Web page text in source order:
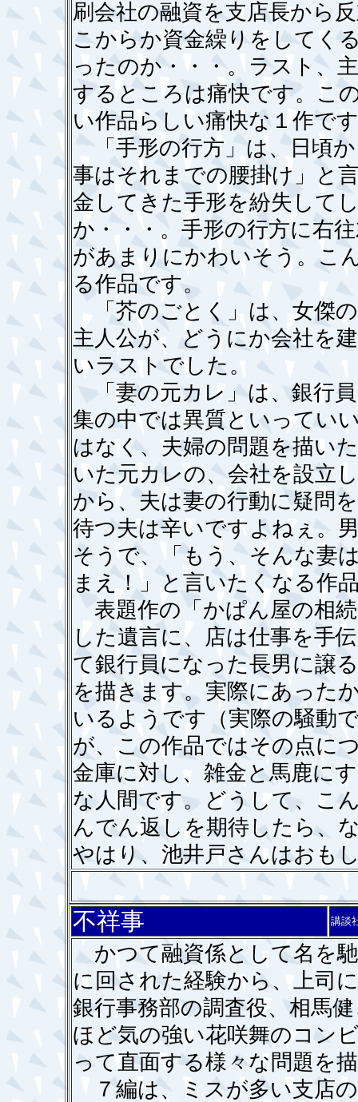
刷会社の融資を支店長から
こからか資金繰りをしてく
ったのか・・・。ラスト、
するところは痛快です。こ
い作品らしい痛快な１作で
「手形の行方」は、日頃
事はそれまでの腰掛け」と
金してきた手形を紛失して
か・・・。手形の行方に右
があまりにかわいそう。こ
る作品です。
「芥のごとく」は、女傑
主人公が、どうにか会社を
いラストでした。
「妻の元カレ」は、銀行
集の中では異質といってい
はなく、夫婦の問題を描い
いた元カレの、会社を設立
から、夫は妻の行動に疑問
待つ夫は辛いですよねぇ。
そうで、「もう、そんな妻
まえ！」と言いたくなる作
表題作の「かぱん屋の相
した遺言に、店は仕事を手
て銀行員になった長男に譲
を描きます。実際にあった
いるようです（実際の騒動
が、この作品ではその点に
金庫に対し、雑金と馬鹿に
な人間です。どうして、こ
んでん返しを期待したら、
やはり、池井戸さんはおも
不祥事 講談
かつて融資係として名を
に回された経験から、上司
銀行事務部の調査役、相馬
ほど気の強い花咲舞のコン
って直面する様々な問題を
７編は、ミスが多い支店